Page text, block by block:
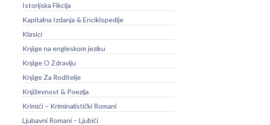
Istorijska Fikcija
Kapitalna Izdanja & Enciklopedije
Klasici
Knjige na engleskom jeziku
Knjige O Zdravlju
Knjige Za Roditelje
Književnost & Poezija
Krimići – Kriminalistički Romani
Ljubavni Romani – Ljubići